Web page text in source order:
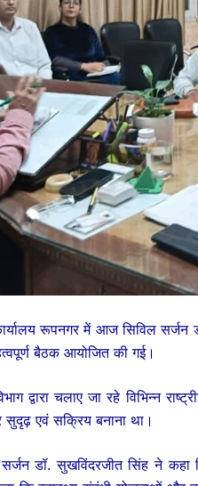
रूपनगर में आज सिविल सर्जन
बैठक आयोजित की गई।
द्वारा चलाए जा रहे विभिन्न
सुदृढ़ एवं सक्रिय बनाना था।
डॉ. सुखविंदरजीत सिंह ने कहा